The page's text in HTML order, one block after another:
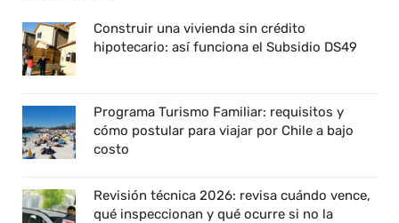
Construir una vivienda sin crédito
hipotecario: así funciona el Subsidio DS49
Programa Turismo Familiar: requisitos y
cómo postular para viajar por Chile a bajo
costo
Revisión técnica 2026: revisa cuándo vence,
qué inspeccionan y qué ocurre si no la